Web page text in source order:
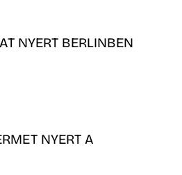
NYERT BERLINBEN
NYERT A